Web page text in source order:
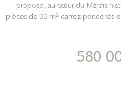
propose, au cœur du Marais
pièces de 33 m² carrez pondérés
ouest, cet appartement meublé
vie chaleureuse avec cuisine
580